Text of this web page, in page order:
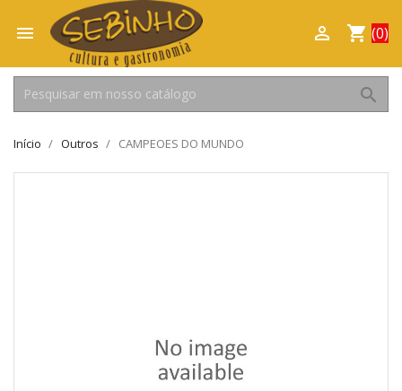
 shopping_cart (0)

search
Início Outros CAMPEOES DO MUNDO